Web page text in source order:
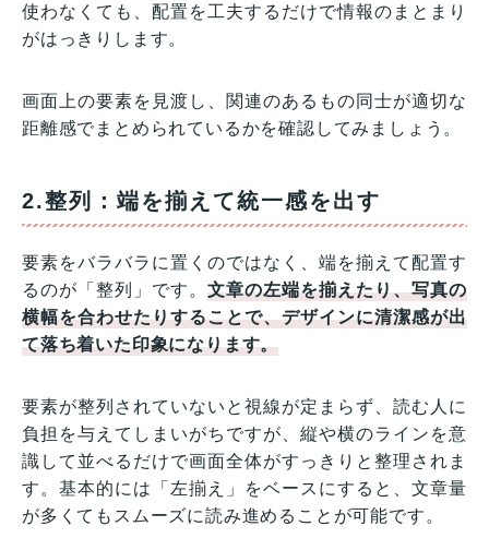
使わなくても、配置を工夫するだけで情報のまとまり
がはっきりします。
画面上の要素を見渡し、関連のあるもの同士が適切な
距離感でまとめられているかを確認してみましょう。
2.整列：端を揃えて統一感を出す
要素をバラバラに置くのではなく、端を揃えて配置す
るのが「整列」です。文章の左端を揃えたり、写真の
横幅を合わせたりすることで、デザインに清潔感が出
て落ち着いた印象になります。
要素が整列されていないと視線が定まらず、読む人に
負担を与えてしまいがちですが、縦や横のラインを意
識して並べるだけで画面全体がすっきりと整理されま
す。基本的には「左揃え」をベースにすると、文章量
が多くてもスムーズに読み進めることが可能です。